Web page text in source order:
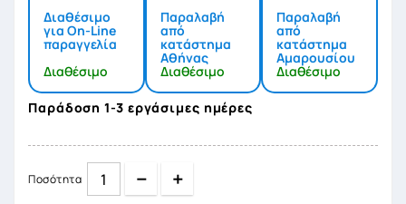
Διαθέσιμο
για On-Line
παραγγελία
Διαθέσιμο
Παραλαβή
από
κατάστημα
Αθήνας
Διαθέσιμο
Παραλαβή
από
κατάστημα
Αμαρουσίου
Διαθέσιμο
Παράδοση 1-3 εργάσιμες ημέρες
Ποσότητα Quantity